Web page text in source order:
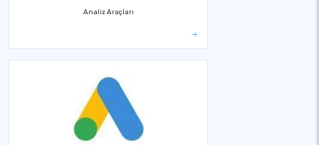
Analiz Araçları